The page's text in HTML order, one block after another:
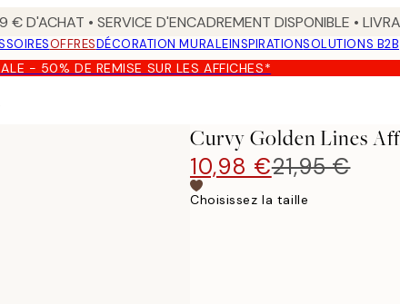
€ D'ACHAT • SERVICE D'ENCADREMENT DISPONIBLE •
OFFRESDÉCORATION MURALEINSPIRATIONSOLUTIONS B2B
- 50% DE REMISE SUR LES AFFICHES*
Curvy Golden Lines
10,98 €21,95 €
Choisissez la taille